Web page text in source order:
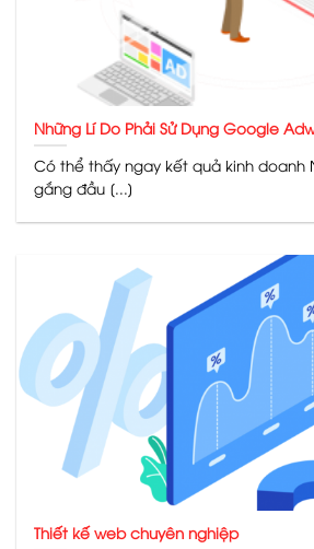
Những Lí Do Phải Sử Dụng Google
Có thể thấy ngay kết quả kinh doanh
gắng đầu [...]
Thiết kế web chuyên nghiệp